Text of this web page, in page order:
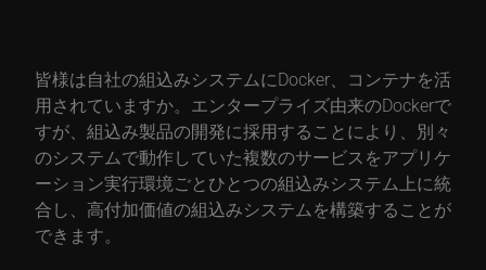
皆様は自社の組込みシステムにDocker、コンテナを活
用されていますか。エンタープライズ由来のDockerで
すが、組込み製品の開発に採用することにより、別々
のシステムで動作していた複数のサービスをアプリケ
ーション実行環境ごとひとつの組込みシステム上に統
合し、高付加価値の組込みシステムを構築することが
できます。